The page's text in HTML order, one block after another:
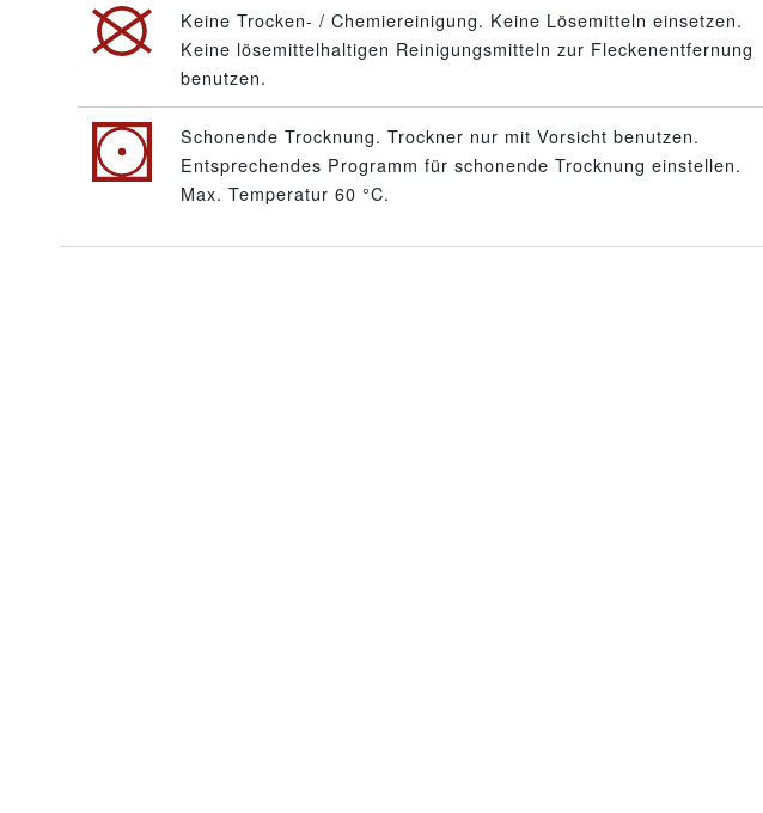
Keine Trocken- / Chemiereinigung. Keine Lösemitteln einsetzen.
Keine lösemittelhaltigen Reinigungsmitteln zur Fleckenentfernung
benutzen.
Schonende Trocknung. Trockner nur mit Vorsicht benutzen.
Entsprechendes Programm für schonende Trocknung einstellen.
Max. Temperatur 60 °C.